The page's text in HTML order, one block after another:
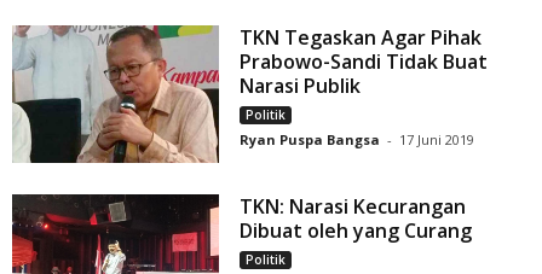
TKN Tegaskan Agar Pihak
Prabowo-Sandi Tidak Buat
Narasi Publik
Politik
Ryan Puspa Bangsa - 17 Juni 2019
TKN: Narasi Kecurangan
Dibuat oleh yang Curang
Politik